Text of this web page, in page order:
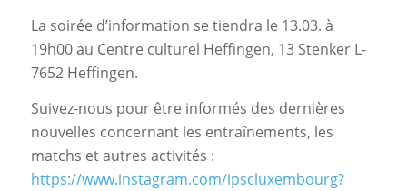
La soirée d’information se tiendra le 13.03. à
19h00 au Centre culturel Heffingen, 13 Stenker L-
7652 Heffingen.
Suivez-nous pour être informés des dernières
nouvelles concernant les entraînements, les
matchs et autres activités :
https://www.instagram.com/ipscluxembourg?